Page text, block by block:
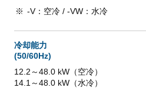
-V：空冷 / -VW：水冷
冷却能力
(50/60Hz)
12.2～48.0 kW（空冷）
14.1～48.0 kW（水冷）